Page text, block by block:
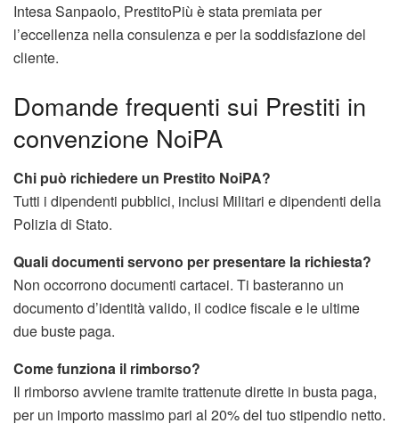
Intesa Sanpaolo, PrestitoPiù è stata premiata per
l’eccellenza nella consulenza e per la soddisfazione del
cliente.
Domande frequenti sui Prestiti in
convenzione NoiPA
Chi può richiedere un Prestito NoiPA?
Tutti i dipendenti pubblici, inclusi Militari e dipendenti della
Polizia di Stato.
Quali documenti servono per presentare la richiesta?
Non occorrono documenti cartacei. Ti basteranno un
documento d’identità valido, il codice fiscale e le ultime
due buste paga.
Come funziona il rimborso?
Il rimborso avviene tramite trattenute dirette in busta paga,
per un importo massimo pari al 20% del tuo stipendio netto.